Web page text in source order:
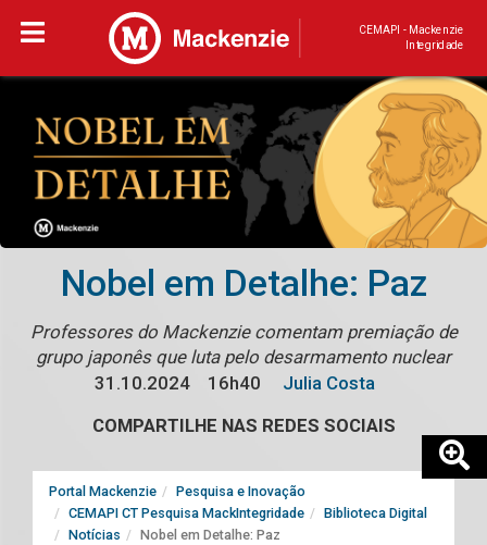
CEMAPI - Mackenzie
Integridade
Nobel em Detalhe: Paz
Professores do Mackenzie comentam premiação de
grupo japonês que luta pelo desarmamento nuclear
31.10.2024
16h40
Julia Costa
COMPARTILHE NAS REDES SOCIAIS
Portal Mackenzie
Pesquisa e Inovação
CEMAPI CT Pesquisa MackIntegridade
Biblioteca Digital
Notícias
Nobel em Detalhe: Paz